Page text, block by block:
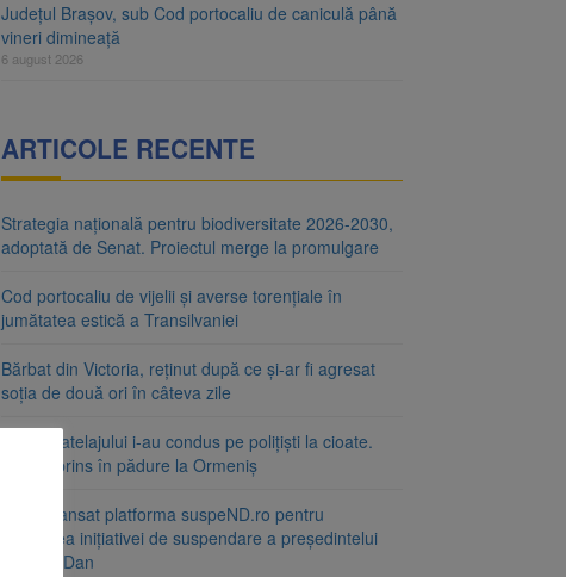
Județul Brașov, sub Cod portocaliu de caniculă până
vineri dimineață
6 august 2026
ARTICOLE RECENTE
Strategia națională pentru biodiversitate 2026-2030,
adoptată de Senat. Proiectul merge la promulgare
Cod portocaliu de vijelii și averse torențiale în
jumătatea estică a Transilvaniei
Bărbat din Victoria, reținut după ce și-ar fi agresat
soția de două ori în câteva zile
Urmele atelajului i-au condus pe polițiști la cioate.
Bărbat prins în pădure la Ormeniș
AUR a lansat platforma suspeND.ro pentru
urmărirea inițiativei de suspendare a președintelui
Nicușor Dan